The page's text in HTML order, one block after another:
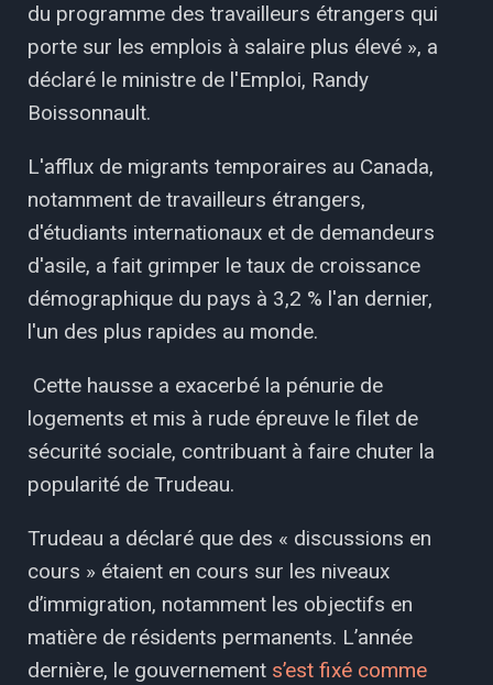
du programme des travailleurs étrangers qui
porte sur les emplois à salaire plus élevé », a
déclaré le ministre de l'Emploi, Randy
Boissonnault.
L'afflux de migrants temporaires au Canada,
notamment de travailleurs étrangers,
d'étudiants internationaux et de demandeurs
d'asile, a fait grimper le taux de croissance
démographique du pays à 3,2 % l'an dernier,
l'un des plus rapides au monde.
Cette hausse a exacerbé la pénurie de
logements et mis à rude épreuve le filet de
sécurité sociale, contribuant à faire chuter la
popularité de Trudeau.
Trudeau a déclaré que des « discussions en
cours » étaient en cours sur les niveaux
d’immigration, notamment les objectifs en
matière de résidents permanents. L’année
dernière, le gouvernement s’est fixé comme